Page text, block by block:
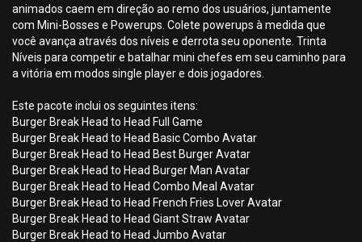
animados caem em direção ao remo dos usuários, juntamente
com Mini-Bosses e Powerups. Colete powerups à medida que
você avança através dos níveis e derrota seu oponente. Trinta
Níveis para competir e batalhar mini chefes em seu caminho para
a vitória em modos single player e dois jogadores.
Este pacote inclui os seguintes itens:
Burger Break Head to Head Full Game
Burger Break Head to Head Basic Combo Avatar
Burger Break Head to Head Best Burger Avatar
Burger Break Head to Head Burger Man Avatar
Burger Break Head to Head Combo Meal Avatar
Burger Break Head to Head French Fries Lover Avatar
Burger Break Head to Head Giant Straw Avatar
Burger Break Head to Head Jumbo Avatar